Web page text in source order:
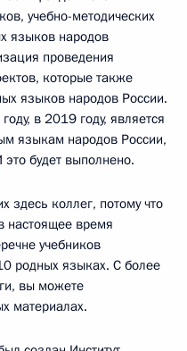
учебно-методических
языков народов
проведения
которые также
языков народов России.
в 2019 году, является
языкам народов России,
будет выполнено.
коллег, потому что
настоящее время
учебников
родных языках. С более
вы можете
материалах.